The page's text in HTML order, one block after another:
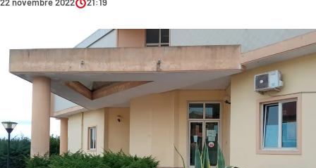
SANITÀ
SOCIETÀ
CULTURA
ECONOMIA E LAVORO
EVENTI